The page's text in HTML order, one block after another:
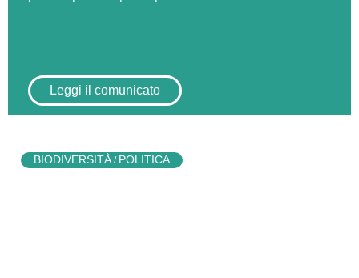
Leggi il comunicato
BIODIVERSITÀ/ POLITICA